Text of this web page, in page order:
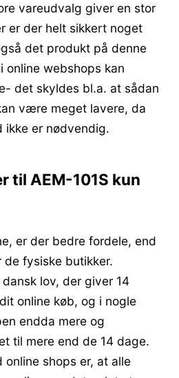
vareudvalg giver en stor
er der helt sikkert noget
det produkt på denne
online webshops kan
det skyldes bl.a. at sådan
være meget lavere, da
ikke er nødvendig.
til AEM-101S kun
er der bedre fordele, end
fysiske butikker.
lov, der giver 14
online køb, og i nogle
endda mere og
til mere end de 14 dage.
online shops er, at alle